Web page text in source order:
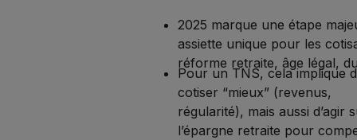
2025 marque une étape
assiette unique pour les
réforme retraite, âge légal,
Pour un TNS, cela implique
cotiser “mieux” (revenus,
régularité), mais aussi d’agir
l’épargne retraite pour